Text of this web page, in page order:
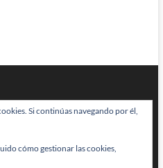
Theme Freesia|WordPress| © Todos
Si continúas navegando por él,
cómo gestionar las cookies,